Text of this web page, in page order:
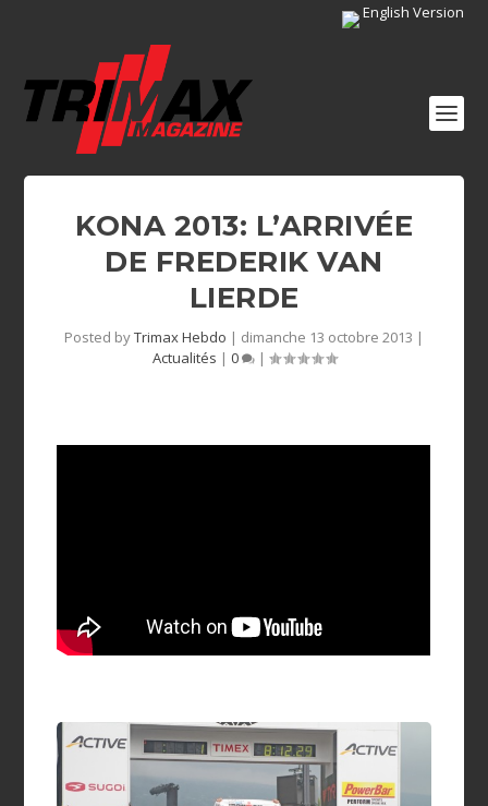
English Version
KONA 2013: L’ARRIVÉE
DE FREDERIK VAN
LIERDE
Posted byTrimax Hebdo | dimanche 13 octobre 2013 |
Actualités | 0 |